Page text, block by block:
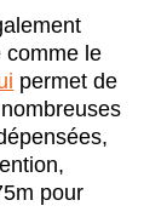
comme le
permet de
pour